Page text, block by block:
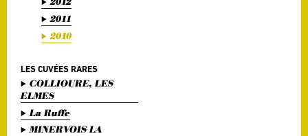
2011
2010
LES CUVÉES RARES
COLLIOURE, LES
ELMES
La Ruffe
MINERVOIS LA